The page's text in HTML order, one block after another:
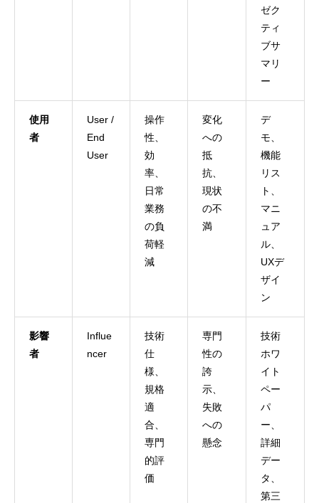
ゼク
ティ
ブサ
マリ
ー
使用
者
User /
End
User
操作
性、
効
率、
日常
業務
の負
荷軽
減
変化
への
抵
抗、
現状
の不
満
デ
モ、
機能
リス
ト、
マニ
ュア
ル、
UXデ
ザイ
ン
影響
者
Influe
ncer
技術
仕
様、
規格
適
合、
専門
的評
価
専門
性の
誇
示、
失敗
への
懸念
技術
ホワ
イト
ペー
パ
ー、
詳細
デー
タ、
第三